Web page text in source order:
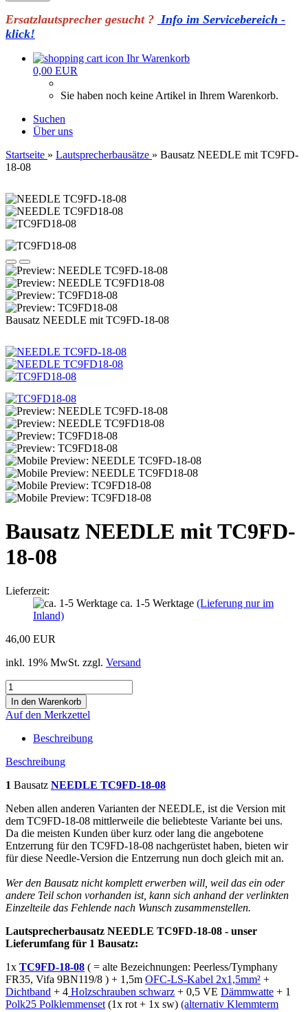
Ersatzlautsprecher gesucht ? Info im Servicebereich -
klick!
Ihr Warenkorb
0,00 EUR
Sie haben noch keine Artikel in Ihrem Warenkorb.
Suchen
Über uns
Startseite » Lautsprecherbausätze » Bausatz NEEDLE mit TC9FD-
18-08
Bausatz NEEDLE mit TC9FD-18-08
Bausatz NEEDLE mit TC9FD-
18-08
Lieferzeit:
ca. 1-5 Werktage (Lieferung nur im
Inland)
46,00 EUR
inkl. 19% MwSt. zzgl. Versand
Auf den Merkzettel
Beschreibung
Beschreibung
1 Bausatz NEEDLE TC9FD-18-08
Neben allen anderen Varianten der NEEDLE, ist die Version mit
dem TC9FD-18-08 mittlerweile die beliebteste Variante bei uns.
Da die meisten Kunden über kurz oder lang die angebotene
Entzerrung für den TC9FD-18-08 nachgerüstet haben, bieten wir
für diese Needle-Version die Entzerrung nun doch gleich mit an.
Wer den Bausatz nicht komplett erwerben will, weil das ein oder
andere Teil schon vorhanden ist, kann sich anhand der verlinkten
Einzelteile das Fehlende nach Wunsch zusammenstellen.
Lautsprecherbausatz NEEDLE TC9FD-18-08 - unser
Lieferumfang für 1 Bausatz:
1x TC9FD-18-08 ( = alte Bezeichnungen: Peerless/Tymphany
FR35, Vifa 9BN119/8 ) + 1,5m OFC-LS-Kabel 2x1,5mm² +
Dichtband + 4 Holzschrauben schwarz + 0,5 VE Dämmwatte + 1
Polk25 Polklemmenset (1x rot + 1x sw) (alternativ Klemmterm